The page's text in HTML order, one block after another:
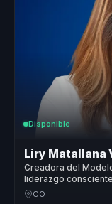
Disponible
Liry Matallana
Creadora del
liderazgo
bienestar.
CO